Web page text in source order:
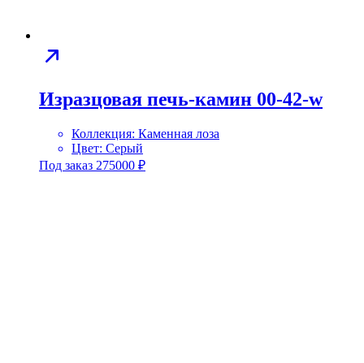
Изразцовая печь-камин 00-42-w
Коллекция: Каменная лоза
Цвет: Серый
Под заказ 275000 ₽